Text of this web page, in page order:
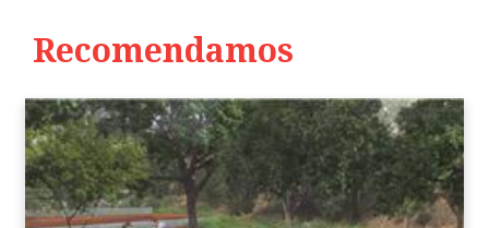
Recomendamos